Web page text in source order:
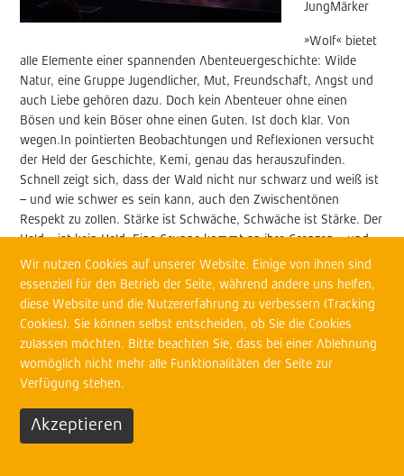
JungMärker
»Wolf« bietet
alle Elemente einer spannenden Abenteuergeschichte: Wilde
Natur, eine Gruppe Jugendlicher, Mut, Freundschaft, Angst und
auch Liebe gehören dazu. Doch kein Abenteuer ohne einen
Bösen und kein Böser ohne einen Guten. Ist doch klar. Von
wegen.In pointierten Beobachtungen und Reflexionen versucht
der Held der Geschichte, Kemi, genau das herauszufinden.
Schnell zeigt sich, dass der Wald nicht nur schwarz und weiß ist
– und wie schwer es sein kann, auch den Zwischentönen
Respekt zu zollen. Stärke ist Schwäche, Schwäche ist Stärke. Der
Held – ist kein Held. Eine Gruppe kommt an ihre Grenzen – und
wächst darüber hinaus.
Komm du
mal in
mein
Wir nutzen Cookies auf unserer Website. Einige von ihnen sind
essenziell für den Betrieb der Seite, während andere uns helfen,
diese Website und die Nutzererfahrung zu verbessern (Tracking
Cookies). Sie können selbst entscheiden, ob Sie die Cookies
zulassen möchten. Bitte beachten Sie, dass bei einer Ablehnung
womöglich nicht mehr alle Funktionalitäten der Seite zur
Verfügung stehen.
Akzeptieren